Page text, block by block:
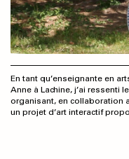
En tant qu’enseignante en
Anne à Lachine, j’ai ressenti
organisant, en collaboration
un projet d’art interactif